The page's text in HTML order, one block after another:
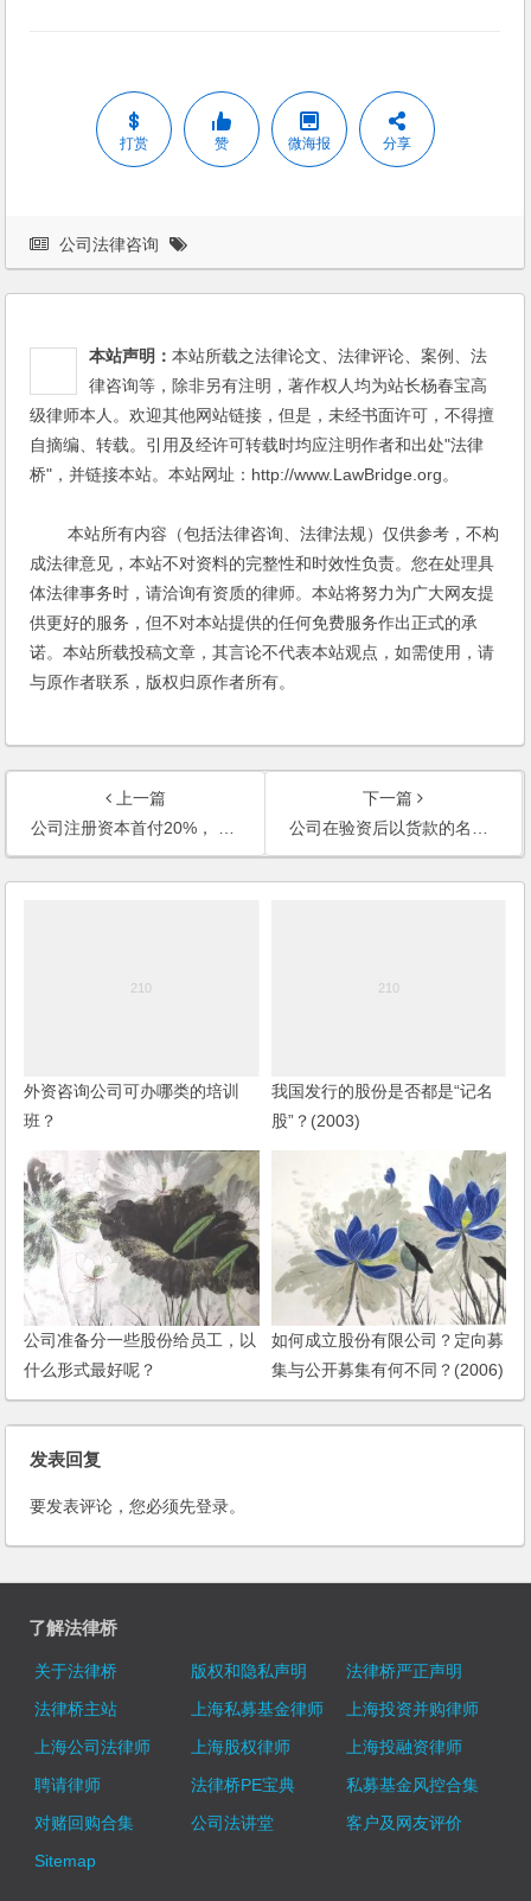
打赏 赞 微海报 分享
公司法律咨询
本站声明：本站所载之法律论文、法律评论、案例、法
律咨询等，除非另有注明，著作权人均为站长杨春宝高
级律师本人。欢迎其他网站链接，但是，未经书面许可，不得擅
自摘编、转载。引用及经许可转载时均应注明作者和出处"法律
桥"，并链接本站。本站网址：http://www.LawBridge.org。
本站所有内容（包括法律咨询、法律法规）仅供参考，不构
成法律意见，本站不对资料的完整性和时效性负责。您在处理具
体法律事务时，请洽询有资质的律师。本站将努力为广大网友提
供更好的服务，但不对本站提供的任何免费服务作出正式的承
诺。本站所载投稿文章，其言论不代表本站观点，如需使用，请
与原作者联系，版权归原作者所有。
上一篇
公司注册资本首付20%， 其余的五年内分几次缴？
下一篇
公司在验资后以货款的名义将资金转帐到关联公司，是否构成抽逃注册资本罪？
外资咨询公司可办哪类的培训
班？
我国发行的股份是否都是“记名
股”？(2003)
公司准备分一些股份给员工，以
什么形式最好呢？
如何成立股份有限公司？定向募
集与公开募集有何不同？(2006)
发表回复
要发表评论，您必须先登录。
了解法律桥
关于法律桥 版权和隐私声明
法律桥严正声明
法律桥主站
上海私募基金律师
上海投资并购律师
上海公司法律师
上海股权律师
上海投融资律师
聘请律师
法律桥PE宝典
私募基金风控合集
对赌回购合集
公司法讲堂
客户及网友评价
Sitemap